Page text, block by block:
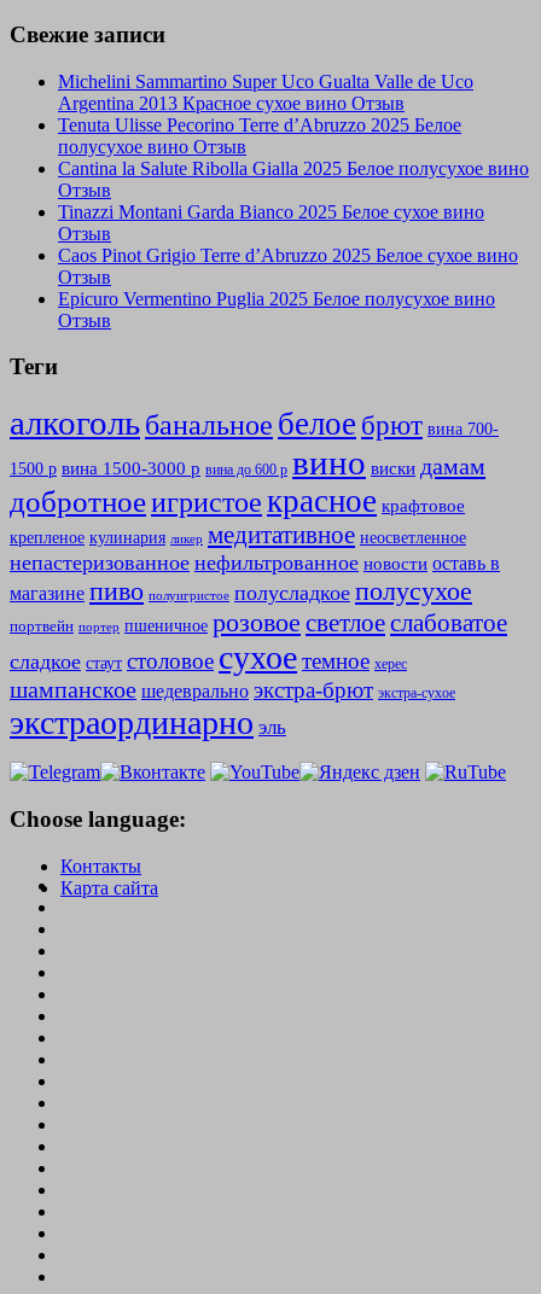
Свежие записи
Michelini Sammartino Super Uco Gualta Valle de Uco
Argentina 2013 Красное сухое вино Отзыв
Tenuta Ulisse Pecorino Terre d’Abruzzo 2025 Белое
полусухое вино Отзыв
Cantina la Salute Ribolla Gialla 2025 Белое полусухое вино
Отзыв
Tinazzi Montani Garda Bianco 2025 Белое сухое вино
Отзыв
Caos Pinot Grigio Terre d’Abruzzo 2025 Белое сухое вино
Отзыв
Epicuro Vermentino Puglia 2025 Белое полусухое вино
Отзыв
Теги
алкогольбанальное белое брют вина 700-
1500 р вина 1500-3000 р вина до 600 р вино виски дамам
добротноеигристоекрасное крафтовое
крепленое кулинария ликер медитативное неосветленное
непастеризованное нефильтрованное новости оставь в
магазине пиво полуигристое полусладкое полусухое
портвейн портер пшеничное розовое светлоеслабоватое
сладкое стаут столовое сухоетемное херес
шампанское шедеврально экстра-брют экстра-сухое
экстраординарно эль
Choose language:
Контакты
Карта сайта